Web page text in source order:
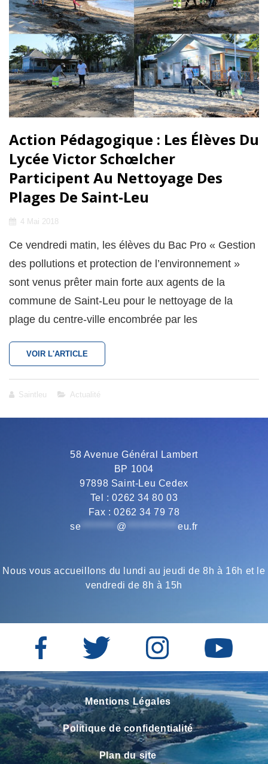
Action Pédagogique : Les Élèves Du
Lycée Victor Schœlcher
Participent Au Nettoyage Des
Plages De Saint-Leu
Posted
4 Mai 2018
Ce vendredi matin, les élèves du Bac Pro « Gestion
des pollutions et protection de l’environnement »
sont venus prêter main forte aux agents de la
commune de Saint-Leu pour le nettoyage de la
plage du centre-ville encombrée par les
VOIR L'ARTICLE
PÉDAGOGIQUE
ÉLÈVES
PARTICIPENT
NETTOYAGE
DES
PLAGES
DE
Saintleu
Cat
Actualité
58 Avenue Général Lambert
BP 1004
97898 Saint-Leu Cedex
Tel : 0262 34 80 03
Fax : 0262 34 79 78
se
@ *************eu.fr
Nous vous accueillons du lundi au jeudi de 8h à 16h et le
vendredi de 8h à 15h
Mentions Légales
Politique de confidentialité
Plan du site